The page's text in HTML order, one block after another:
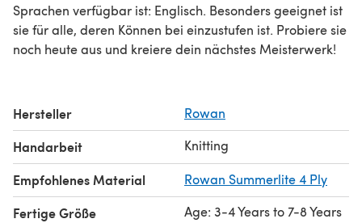
Sprachen verfügbar ist: Englisch. Besonders geeignet ist
sie für alle, deren Können bei einzustufen ist. Probiere sie
noch heute aus und kreiere dein nächstes Meisterwerk!
Hersteller Rowan
Handarbeit Knitting
Empfohlenes Material Rowan Summerlite 4 Ply
Fertige Größe Age: 3-4 Years to 7-8 Years